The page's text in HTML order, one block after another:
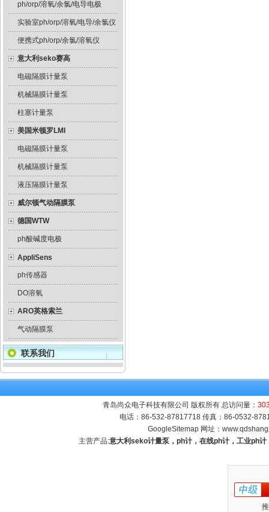
ph/orp/溶氧/余氯/电导电极
实验室ph/orp/溶氧/电导/余氯仪
便携式ph/orp/余氯/溶氧仪
意大利seko赛高
电磁隔膜计量泵
机械隔膜计量泵
柱塞计量泵
美国米顿罗LMI
电磁隔膜计量泵
机械隔膜计量泵
液压隔膜计量泵
威尔顿气动隔膜泵
德国WTW
ph酸碱度电极
AppliSens
ph传感器
DO溶氧
ARO英格索兰
气动隔膜泵
联系我们
青岛尚众电子科技有限公司 版权所有 总访问量：
电话：86-532-87817718 传真：86-0532-
GoogleSitemap 网址：
主营产品:意大利seko计量泵，ph计，在线ph计，工业ph